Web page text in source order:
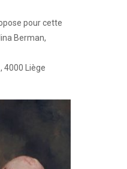
pour cette
Berman,
4000 Liège